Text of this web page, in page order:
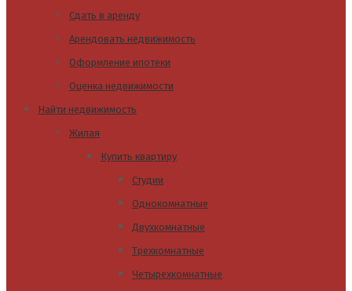
Сдать в аренду
Арендовать недвижимость
Оформление ипотеки
Оценка недвижимости
Найти недвижимость
Жилая
Купить квартиру
Студии
Однокомнатные
Двухкомнатные
Трехкомнатные
Четырехкомнатные